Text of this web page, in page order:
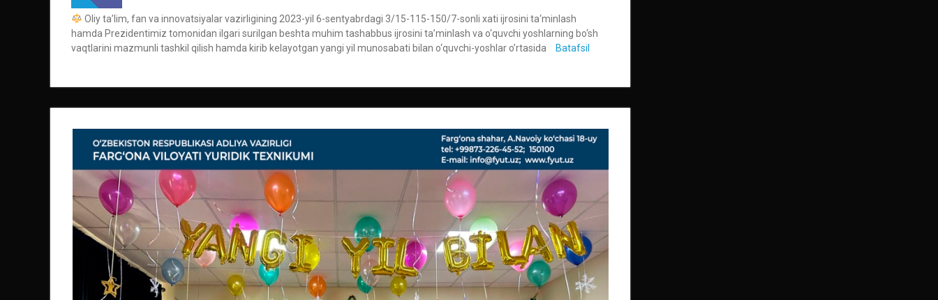
Oliy ta’lim, fan va innovatsiyalar vazirligining 2023-yil 6-sentyabrdagi 3/15-115-150/7-sonli xati ijrosini ta‘minlash
hamda Prezidentimiz tomonidan ilgari surilgan beshta muhim tashabbus ijrosini ta’minlash va o‘quvchi yoshlarning bo‘sh
vaqtlarini mazmunli tashkil qilish hamda kirib kelayotgan yangi yil munosabati bilan o‘quvchi-yoshlar o’rtasida
Batafsil